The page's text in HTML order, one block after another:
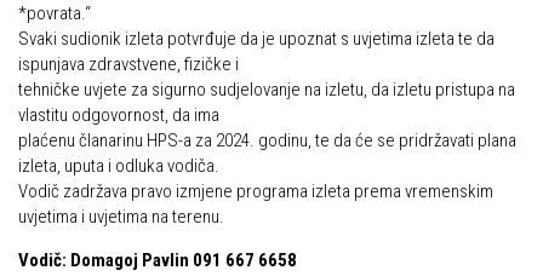
*povrata.“
Svaki sudionik izleta potvrđuje da je upoznat s uvjetima izleta te da
ispunjava zdravstvene, fizičke i
tehničke uvjete za sigurno sudjelovanje na izletu, da izletu pristupa na
vlastitu odgovornost, da ima
plaćenu članarinu HPS-a za 2024. godinu, te da će se pridržavati plana
izleta, uputa i odluka vodiča.
Vodič zadržava pravo izmjene programa izleta prema vremenskim
uvjetima i uvjetima na terenu.
Vodič: Domagoj Pavlin 091 667 6658